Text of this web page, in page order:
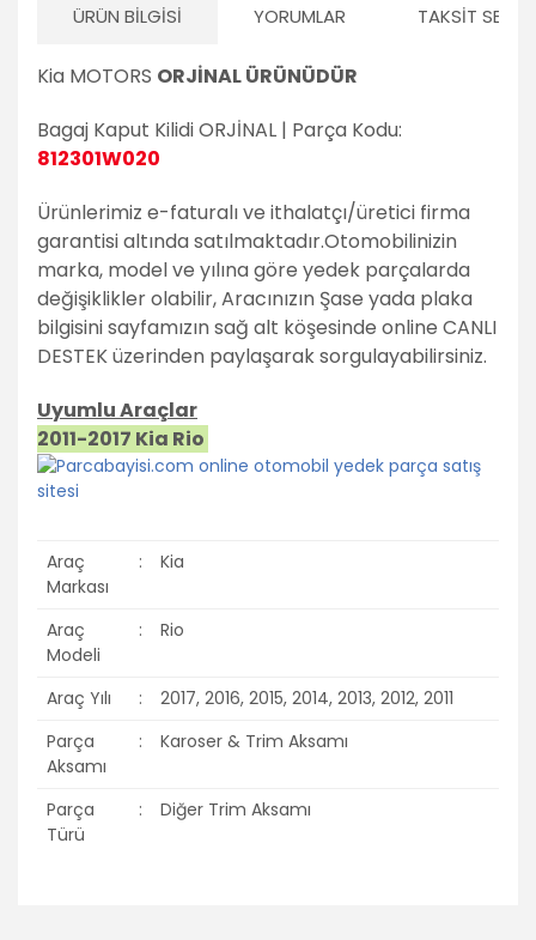
ÜRÜN BILGISI YORUMLAR TAKSIT
Kia MOTORS ORJİNAL ÜRÜNÜDÜR
Bagaj Kaput Kilidi ORJİNAL | Parça Kodu:
812301W020
Ürünlerimiz e-faturalı ve ithalatçı/üretici firma
garantisi altında satılmaktadır.Otomobilinizin
marka, model ve yılına göre yedek parçalarda
değişiklikler olabilir,Aracınızın Şase yada plaka
bilgisini sayfamızın sağ alt köşesinde online CANLI
DESTEK üzerinden paylaşarak sorgulayabilirsiniz.
Uyumlu Araçlar
2011-2017 Kia Rio
Araç
Markası
: Kia
Araç
Modeli
: Rio
Araç Yılı :
2017, 2016, 2015, 2014, 2013, 2012, 2011
Parça
Aksamı
: Karoser & Trim Aksamı
Parça
Türü
: Diğer Trim Aksamı